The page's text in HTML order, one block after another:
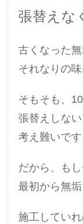
張替えな
古くなった無
それなりの味
そもそも、
張替えしな
考え難いです
だから、も
最初から無
施工していれ